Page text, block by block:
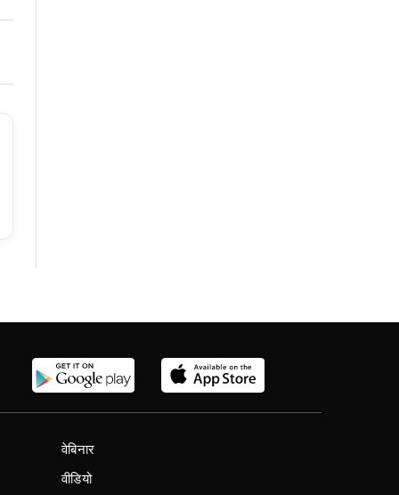
वेबिनार
वीडियो